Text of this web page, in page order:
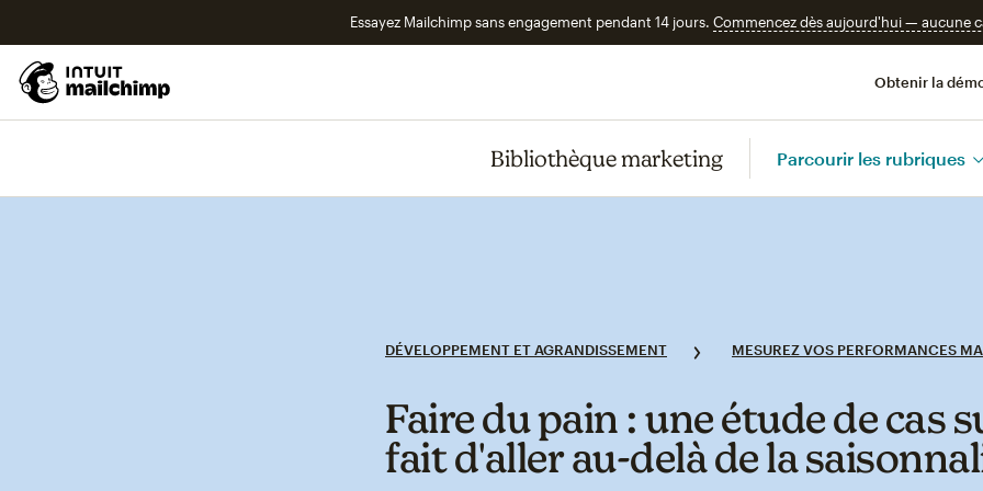
Essayez Mailchimp sans engagement pendant 14 jours. Commencez dès aujourd'hui — aucune
Obtenir la
Bibliothèque marketing Parcourir les rubriques
DÉVELOPPEMENT ET AGRANDISSEMENT MESUREZ VOS PERFORMANCES
Faire du pain : une étude de cas
fait d'aller au‑delà de la